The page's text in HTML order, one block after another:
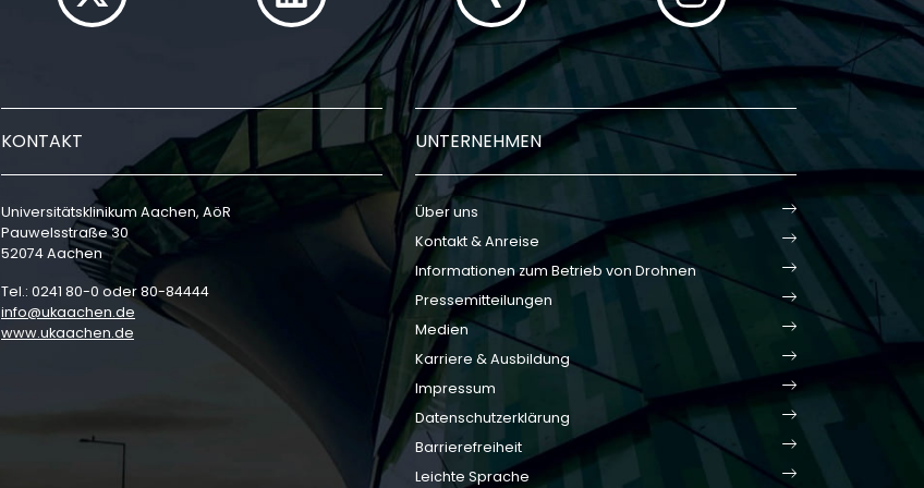
KONTAKT
Universitätsklinikum Aachen, AöR
Pauwelsstraße 30
52074 Aachen
Tel.: 0241 80-0 oder 80-84444
info
ukaachen de
www.ukaachen.de
UNTERNEHMEN
Über uns
Kontakt & Anreise
Informationen zum Betrieb von Drohnen
Pressemitteilungen
Medien
Karriere & Ausbildung
Impressum
Datenschutzerklärung
Barrierefreiheit
Leichte Sprache